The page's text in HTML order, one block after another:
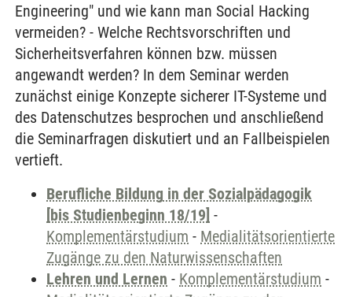
Engineering" und wie kann man Social Hacking
vermeiden? - Welche Rechtsvorschriften und
Sicherheitsverfahren können bzw. müssen
angewandt werden? In dem Seminar werden
zunächst einige Konzepte sicherer IT-Systeme und
des Datenschutzes besprochen und anschließend
die Seminarfragen diskutiert und an Fallbeispielen
vertieft.
Berufliche Bildung in der Sozialpädagogik
[bis Studienbeginn 18/19] -
Komplementärstudium - Medialitätsorientierte
Zugänge zu den Naturwissenschaften
Lehren und Lernen - Komplementärstudium -